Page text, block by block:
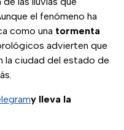
el fenómeno ha
como una tormenta
advierten que
la ciudad del estado de
y lleva la